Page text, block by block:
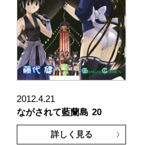
2012.4.21
ながされて藍蘭島 20
詳しく見る